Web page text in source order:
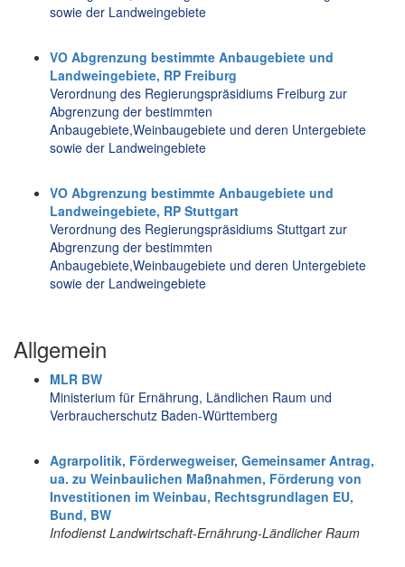
sowie der Landweingebiete
VO Abgrenzung bestimmte Anbaugebiete und
Landweingebiete, RP Freiburg
Verordnung des Regierungspräsidiums Freiburg zur
Abgrenzung der bestimmten
Anbaugebiete,Weinbaugebiete und deren Untergebiete
sowie der Landweingebiete
VO Abgrenzung bestimmte Anbaugebiete und
Landweingebiete, RP Stuttgart
Verordnung des Regierungspräsidiums Stuttgart zur
Abgrenzung der bestimmten
Anbaugebiete,Weinbaugebiete und deren Untergebiete
sowie der Landweingebiete
Allgemein
MLR BW
Ministerium für Ernährung, Ländlichen Raum und
Verbraucherschutz Baden-Württemberg
Agrarpolitik, Förderwegweiser, Gemeinsamer Antrag,
ua. zu Weinbaulichen Maßnahmen, Förderung von
Investitionen im Weinbau, Rechtsgrundlagen EU,
Bund, BW
Infodienst Landwirtschaft-Ernährung-Ländlicher Raum